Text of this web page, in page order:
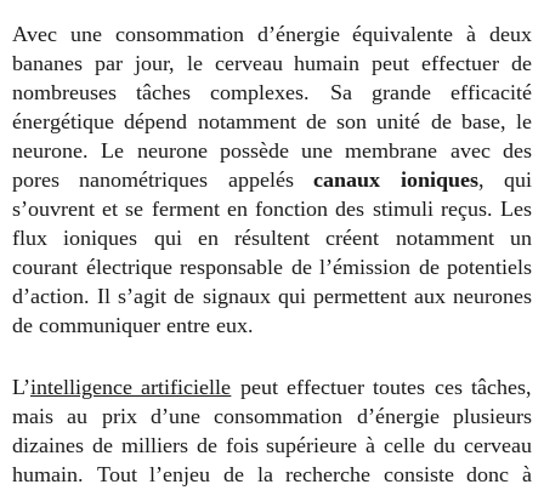
Avec une consommation d’énergie équivalente à deux
bananes par jour, le cerveau humain peut effectuer de
nombreuses tâches complexes. Sa grande efficacité
énergétique dépend notamment de son unité de base, le
neurone. Le neurone possède une membrane avec des
pores nanométriques appeléscanaux ioniques, qui
s’ouvrent et se ferment en fonction des stimuli reçus. Les
flux ioniques qui en résultent créent notamment un
courant électrique responsable de l’émission de potentiels
d’action. Il s’agit de signaux qui permettent aux neurones
de communiquer entre eux.
L’intelligence artificielle peut effectuer toutes ces tâches,
mais au prix d’une consommation d’énergie plusieurs
dizaines de milliers de fois supérieure à celle du cerveau
humain. Tout l’enjeu de la recherche consiste donc à